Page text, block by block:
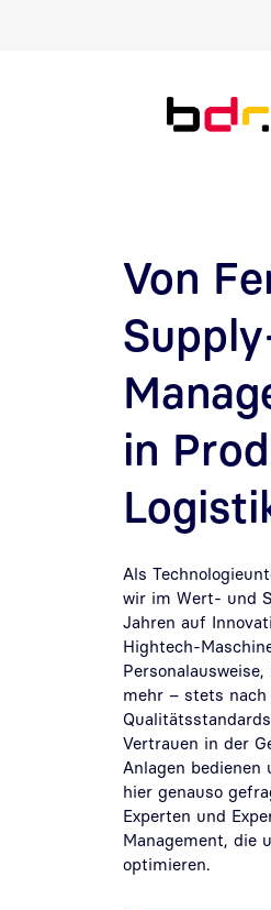
Von
in
Als
wir im Wert- und
Jahren auf
Hightech-
mehr – stets
Vertrauen in der
Anlagen
hier genauso
Experten und
Management, die
optimieren.